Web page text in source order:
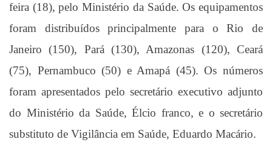
feira (18), pelo Ministério da Saúde. Os equipamentos
foram distribuídos principalmente para o Rio de
Janeiro (150), Pará (130), Amazonas (120), Ceará
(75), Pernambuco (50) e Amapá (45). Os números
foram apresentados pelo secretário executivo adjunto
do Ministério da Saúde, Élcio franco, e o secretário
substituto de Vigilância em Saúde, Eduardo Macário.